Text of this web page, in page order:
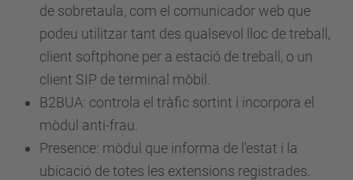
de sobretaula, com el comunicador web que
podeu utilitzar tant des qualsevol lloc de treball,
client softphone per a estació de treball, o un
client SIP de terminal mòbil.
B2BUA: controla el tràfic sortint i incorpora el
mòdul anti-frau.
Presence: mòdul que informa de l'estat i la
ubicació de totes les extensions registrades.